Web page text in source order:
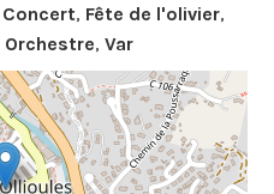
Concert, Fête de l'olivier,
Orchestre,Var